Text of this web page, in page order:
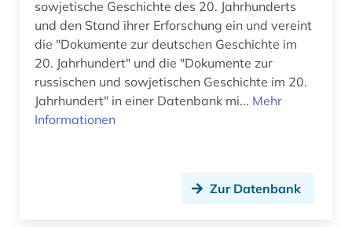
kultur (3)
kulturgeschichte (1)
kulturgut (1)
sowjetische Geschichte des 20. Jahrhunderts
und den Stand ihrer Erforschung ein und vereint
die "Dokumente zur deutschen Geschichte im
20. Jahrhundert" und die "Dokumente zur
russischen und sowjetischen Geschichte im 20.
Jahrhundert" in einer Datenbank mi... Mehr
Informationen
Zur Datenbank